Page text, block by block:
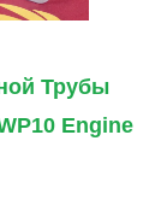
Трубы
Engine